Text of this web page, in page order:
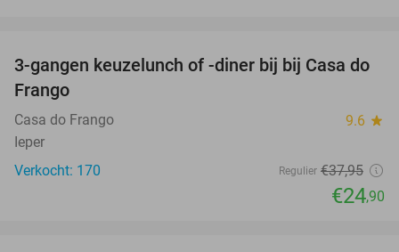
34%
3-gangen keuzelunch of -diner bij bij Casa do
Frango
Casa do Frango 9.6 star
Ieper
Verkocht: 170
Regulier €37,95
€24,90